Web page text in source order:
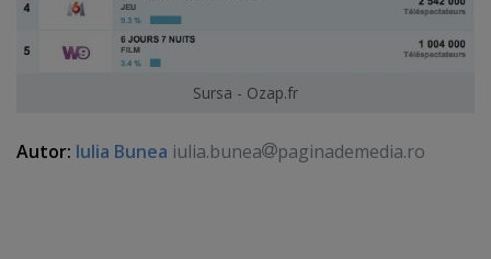
Sursa - Ozap.fr
Autor: Iulia Bunea iulia.bunea paginademedia.ro